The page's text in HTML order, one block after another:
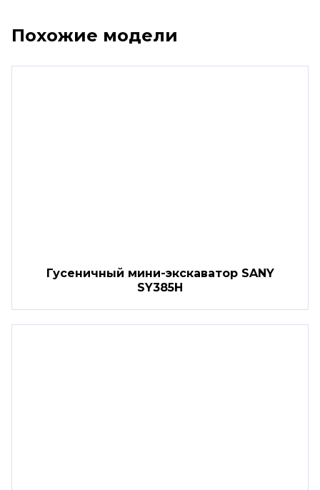
Похожие модели
Гусеничный мини-экскаватор SANY
SY385H